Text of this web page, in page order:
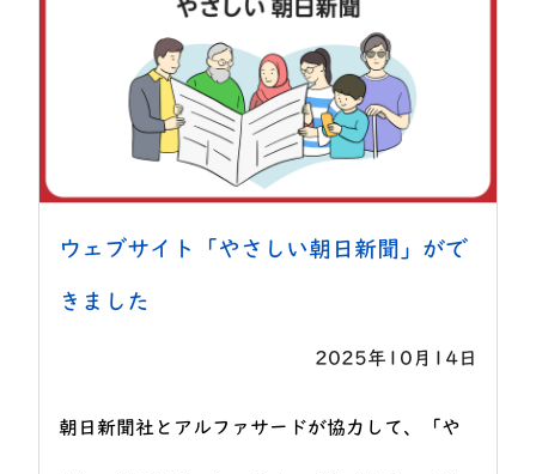
ウェブサイト「やさしい朝日新聞」がで
きました
2025年10月14日
朝日新聞社とアルファサードが協力して、「や